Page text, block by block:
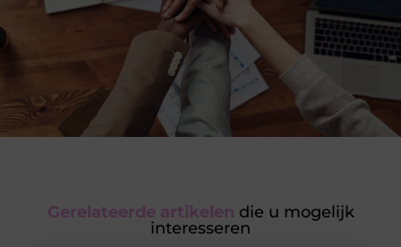
Gerelateerde artikelen die u mogelijk
interesseren